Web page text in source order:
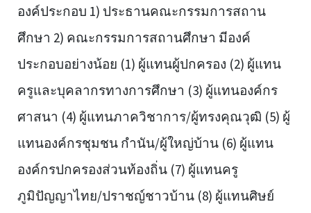
องค์ประกอบ 1) ประธานคณะกรรมการสถาน
ศึกษา 2) คณะกรรมการสถานศึกษา มีองค์
ประกอบอย่างน้อย (1) ผู้แทนผู้ปกครอง (2) ผู้แทน
ครูและบุคลากรทางการศึกษา (3) ผู้แทนองค์กร
ศาสนา (4) ผู้แทนภาควิชาการ/ผู้ทรงคุณวุฒิ (5) ผู้
แทนองค์กรชุมชน กำนัน/ผู้ใหญ่บ้าน (6) ผู้แทน
องค์กรปกครองส่วนท้องถิ่น (7) ผู้แทนครู
ภูมิปัญญาไทย/ปราชญ์ชาวบ้าน (8) ผู้แทนศิษย์